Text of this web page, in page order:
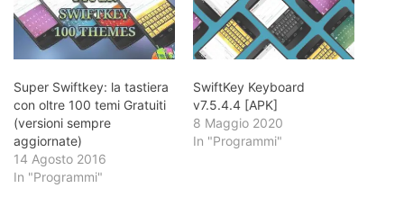
Super Swiftkey: la tastiera
con oltre 100 temi Gratuiti
(versioni sempre
aggiornate)
14 Agosto 2016
In "Programmi"
SwiftKey Keyboard
v7.5.4.4 [APK]
8 Maggio 2020
In "Programmi"